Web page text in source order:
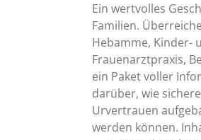
Ein wertvolles
Familien.
Hebamme, Kinder-
Frauenarztpraxis,
ein Paket voller
darüber, wie
Urvertrauen
werden können.